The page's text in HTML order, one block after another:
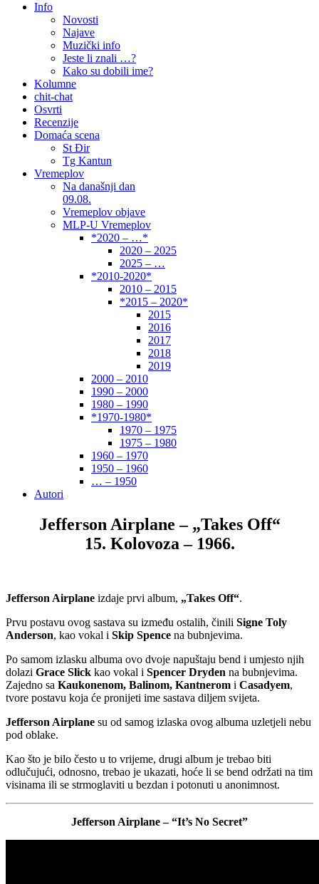
Autori
Info
Novosti
Najave
Muzički info
Jeste li znali …?
Kako su dobili ime?
Kolumne
chit-chat
Osvrti
Recenzije
Domaća scena
St Đir
Tg Kantun
Vremeplov
Na današnji dan
09.08.
Vremeplov objave
MLP-U Vremeplov
*2020 – …*
2020 – 2025
2025 – …
*2010-2020*
2010 – 2015
*2015 – 2020*
2015
2016
2017
2018
2019
2000 – 2010
1990 – 2000
1980 – 1990
*1970-1980*
1970 – 1975
1975 – 1980
1960 – 1970
1950 – 1960
… – 1950
Autori
Jefferson Airplane – „Takes Off“
15. Kolovoza – 1966.
Jefferson Airplane izdaje prvi album, „Takes Off“.
Prvu postavu ovog sastava su između ostalih, činili Signe Toly
Anderson, kao vokal i Skip Spence na bubnjevima.
Po samom izlasku albuma ovo dvoje napuštaju bend i umjesto njih
dolazi Grace Slick kao vokal i Spencer Dryden na bubnjevima.
Zajedno sa Kaukonenom, Balinom, Kantnerom i Casadyem,
tvore postavu koja će pronijeti ime sastava diljem svijeta.
Jefferson Airplane su od samog izlaska ovog albuma uzletjeli nebu
pod oblake.
Kao što je bilo često u to vrijeme, drugi album je trebao biti
odlučujući, odnosno, trebao je ukazati, hoće li se bend održati na tim
visinama ili se strmoglaviti u bezdan i potonuti u anonimnost.
Jefferson Airplane – “It’s No Secret”